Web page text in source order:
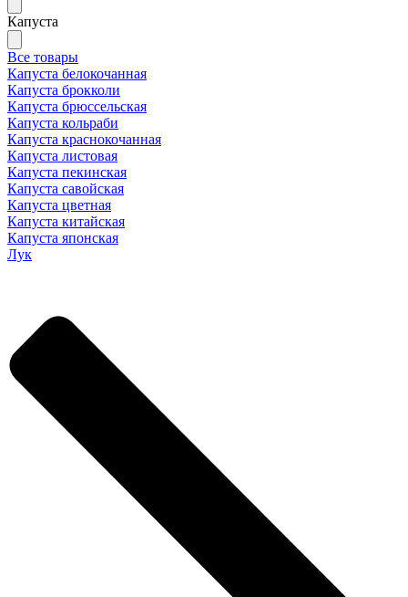
Капуста
Все товары
Капуста белокочанная
Капуста брокколи
Капуста брюссельская
Капуста кольраби
Капуста краснокочанная
Капуста листовая
Капуста пекинская
Капуста савойская
Капуста цветная
Капуста китайская
Капуста японская
Лук